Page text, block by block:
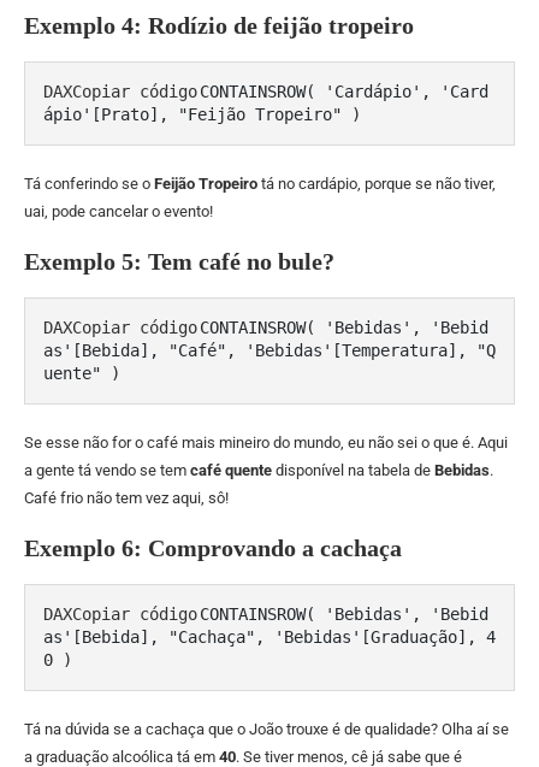
Exemplo 4: Rodízio de feijão tropeiro
DAXCopiar códigoCONTAINSROW( 'Cardápio', 'Card
Tá conferindo se o Feijão Tropeiro tá no cardápio, porque se não tiver,
uai, pode cancelar o evento!
Exemplo 5: Tem café no bule?
DAXCopiar códigoCONTAINSROW( 'Bebidas', 'Bebid
as'[Bebida], "Café", 'Bebidas'[Temperatura], "Q
Se esse não for o café mais mineiro do mundo, eu não sei o que é. Aqui
a gente tá vendo se tem café quente disponível na tabela de Bebidas.
Café frio não tem vez aqui, sô!
Exemplo 6: Comprovando a cachaça
DAXCopiar códigoCONTAINSROW( 'Bebidas', 'Bebid
as'[Bebida], "Cachaça", 'Bebidas'[Graduação], 4
Tá na dúvida se a cachaça que o João trouxe é de qualidade? Olha aí se
a graduação alcoólica tá em 40. Se tiver menos, cê já sabe que é